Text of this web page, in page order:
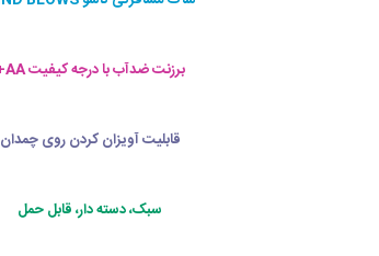
برزنت ضدآب با درجه کیفیت AA+
قابلیت آویزان کردن روی چمدان
سبک، دسته دار، قابل حمل